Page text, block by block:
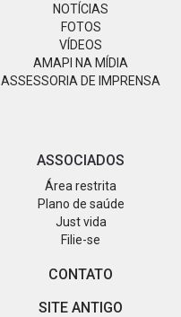
NOTÍCIAS
FOTOS
VÍDEOS
AMAPI NA MÍDIA
ASSESSORIA DE IMPRENSA
ASSOCIADOS
Área restrita
Plano de saúde
Just vida
Filie-se
CONTATO
SITE ANTIGO